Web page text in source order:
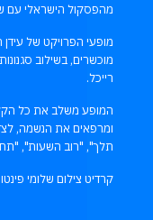
מהפסקול הישראלי עם
מופעי הפרויקט של עידן
מוכשרים, בשילוב
רייכל.
המופע משלב את כל
ומרפאים את הנשמה,
תלך", "רוב השעות",
קרדיט צילום שלומי פינטו